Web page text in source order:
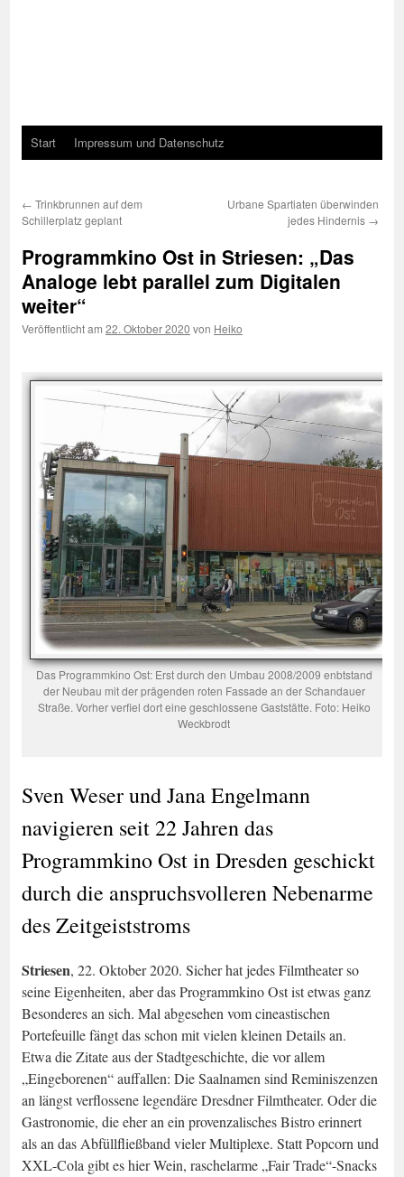
Start Impressum und Datenschutz
← Trinkbrunnen auf dem
Schillerplatz geplant
Urbane Spartiaten überwinden
jedes Hindernis →
Programmkino Ost in Striesen: „Das
Analoge lebt parallel zum Digitalen
weiter“
Veröffentlicht am 22. Oktober 2020 von Heiko
Das Programmkino Ost: Erst durch den Umbau 2008/2009 enbtstand
der Neubau mit der prägenden roten Fassade an der Schandauer
Straße. Vorher verfiel dort eine geschlossene Gaststätte. Foto: Heiko
Weckbrodt
Sven Weser und Jana Engelmann
navigieren seit 22 Jahren das
Programmkino Ost in Dresden geschickt
durch die anspruchsvolleren Nebenarme
des Zeitgeiststroms
Striesen, 22. Oktober 2020. Sicher hat jedes Filmtheater so
seine Eigenheiten, aber das Programmkino Ost ist etwas ganz
Besonderes an sich. Mal abgesehen vom cineastischen
Portefeuille fängt das schon mit vielen kleinen Details an.
Etwa die Zitate aus der Stadtgeschichte, die vor allem
„Eingeborenen“ auffallen: Die Saalnamen sind Reminiszenzen
an längst verflossene legendäre Dresdner Filmtheater. Oder die
Gastronomie, die eher an ein provenzalisches Bistro erinnert
als an das Abfüllfließband vieler Multiplexe. Statt Popcorn und
XXL-Cola gibt es hier Wein, raschelarme „Fair Trade“-Snacks